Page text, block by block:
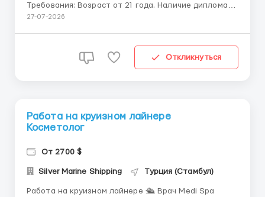
Требования: Возраст от 21 года. Наличие диплома/
сертификата массажиста. Знать топографическую
уметь применять различные его техники. Знать
клинические симптомы за...
27-07-2026
Откликнуться
Работа на круизном лайнере
Косметолог
От 2700 $
Silver Marine Shipping Турция (Стамбул)
Работа на круизном лайнере 🛳️ Врач Medi Spa